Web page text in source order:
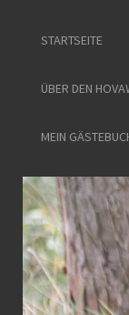
STARTSEITE
ÜBER DEN
MEIN